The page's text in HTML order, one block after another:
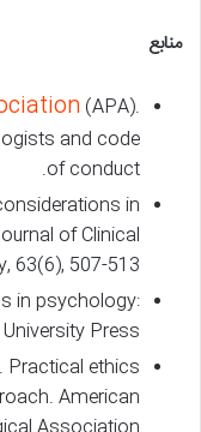
منابع
(APA).
and code
of conduct.
in
of Clinical
63(6), 507-513.
in psychology:
Press.
Practical ethics
American